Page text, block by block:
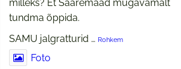
milleks? Et Saaremaad mugavamalt
tundma õppida.
SAMU jalgratturid … Rohkem
Foto